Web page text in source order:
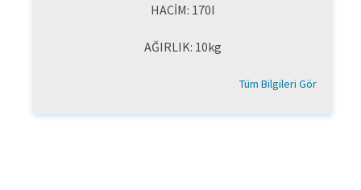
HACİM: 170I
AĞIRLIK: 10kg
Tüm Bilgileri Gör